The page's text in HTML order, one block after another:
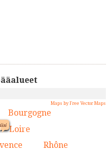
1.
9.
Maps by Free Vector Maps
Bourgogne
Loire
Rhône